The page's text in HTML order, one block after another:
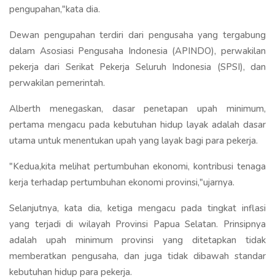
pengupahan,"kata dia.
Dewan pengupahan terdiri dari pengusaha yang tergabung
dalam Asosiasi Pengusaha Indonesia (APINDO), perwakilan
pekerja dari Serikat Pekerja Seluruh Indonesia (SPSI), dan
perwakilan pemerintah.
Alberth menegaskan, dasar penetapan upah minimum,
pertama mengacu pada kebutuhan hidup layak adalah dasar
utama untuk menentukan upah yang layak bagi para pekerja.
"Kedua,kita melihat pertumbuhan ekonomi, kontribusi tenaga
kerja terhadap pertumbuhan ekonomi provinsi,"ujarnya.
Selanjutnya, kata dia, ketiga mengacu pada tingkat inflasi
yang terjadi di wilayah Provinsi Papua Selatan. Prinsipnya
adalah upah minimum provinsi yang ditetapkan tidak
memberatkan pengusaha, dan juga tidak dibawah standar
kebutuhan hidup para pekerja.